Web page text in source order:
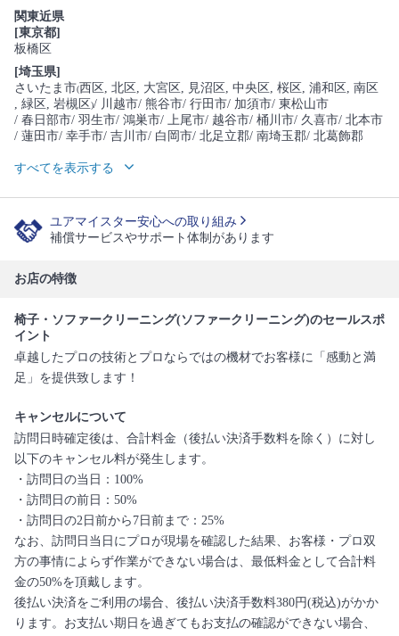
関東近県
[東京都]
板橋区
[埼玉県]
さいたま市(西区 , 北区 , 大宮区 , 見沼区 , 中央区 , 桜区 , 浦和区 , 南区
, 緑区 , 岩槻区)/ 川越市/ 熊谷市/ 行田市/ 加須市/ 東松山市
/ 春日部市/ 羽生市/ 鴻巣市/ 上尾市/ 越谷市/ 桶川市/ 久喜市/ 北本市
/ 蓮田市/ 幸手市/ 吉川市/ 白岡市/ 北足立郡/ 南埼玉郡/ 北葛飾郡
すべてを表示する
ユアマイスター安心への取り組み
補償サービスやサポート体制があります
お店の特徴
椅子・ソファークリーニング(ソファークリーニング)のセールスポ
イント
卓越したプロの技術とプロならではの機材でお客様に「感動と満
足」を提供致します！
キャンセルについて
訪問日時確定後は、合計料金（後払い決済手数料を除く）に対し
以下のキャンセル料が発生します。
・訪問日の当日：100%
・訪問日の前日：50%
・訪問日の2日前から7日前まで：25%
なお、訪問日当日にプロが現場を確認した結果、お客様・プロ双
方の事情によらず作業ができない場合は、最低料金として合計料
金の50%を頂戴します。
後払い決済をご利用の場合、後払い決済手数料380円(税込)がかか
ります。お支払い期日を過ぎてもお支払の確認ができない場合、